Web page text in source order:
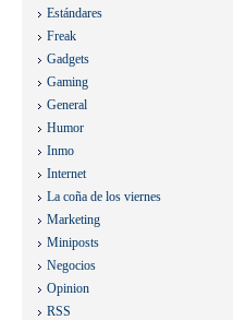
Estándares
Freak
Gadgets
Gaming
General
Humor
Inmo
Internet
La coña de los viernes
Marketing
Miniposts
Negocios
Opinion
RSS